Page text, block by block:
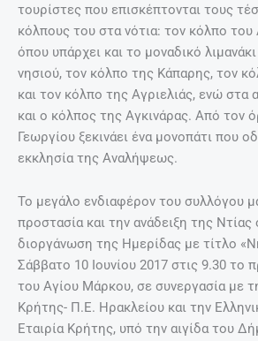
τουρίστες που επισκέπτονται τους
κόλπους του στα νότια: τον κόλπο του
όπου υπάρχει και το μοναδικό
νησιού, τον κόλπο της Κάπαρης, τον
και τον κόλπο της Αγριελιάς, ενώ στα
και ο κόλπος της Αγκινάρας. Από τον
Γεωργίου ξεκινάει ένα μονοπάτι που
εκκλησία της Αναλήψεως.
Το μεγάλο ενδιαφέρον του συλλόγου
προστασία και την ανάδειξη της
διοργάνωση της Ημερίδας με τίτλο
Σάββατο 10 Ιουνίου 2017 στις 9.30 το
του Αγίου Μάρκου, σε συνεργασία με
Κρήτης- Π.Ε. Ηρακλείου και την
Εταιρία Κρήτης, υπό την αιγίδα του